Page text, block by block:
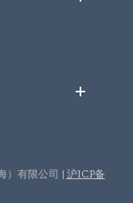
）有限公司 | 沪ICP备